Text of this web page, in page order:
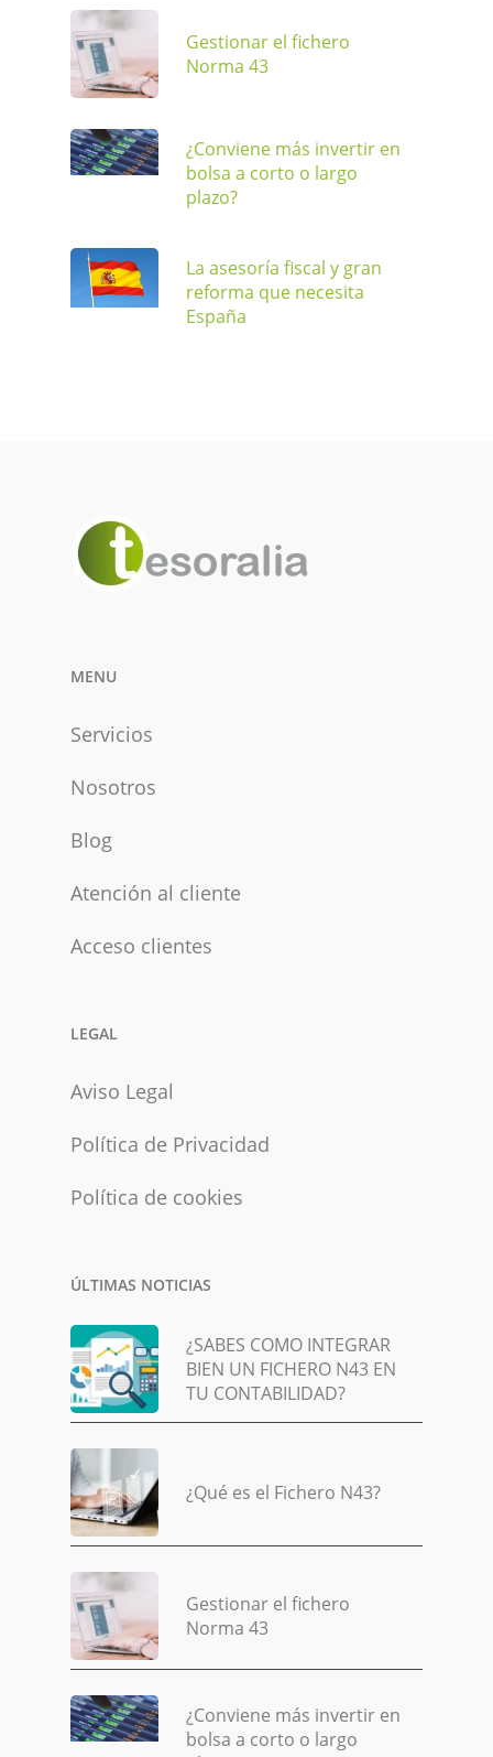
Gestionar el fichero
Norma 43
¿Conviene más invertir en
bolsa a corto o largo
plazo?
La asesoría fiscal y gran
reforma que necesita
España
MENU
Servicios
Nosotros
Blog
Atención al cliente
Acceso clientes
LEGAL
Aviso Legal
Política de Privacidad
Política de cookies
ÚLTIMAS NOTICIAS
¿SABES COMO INTEGRAR
BIEN UN FICHERO N43 EN
TU CONTABILIDAD?
¿Qué es el Fichero N43?
Gestionar el fichero
Norma 43
¿Conviene más invertir en
bolsa a corto o largo